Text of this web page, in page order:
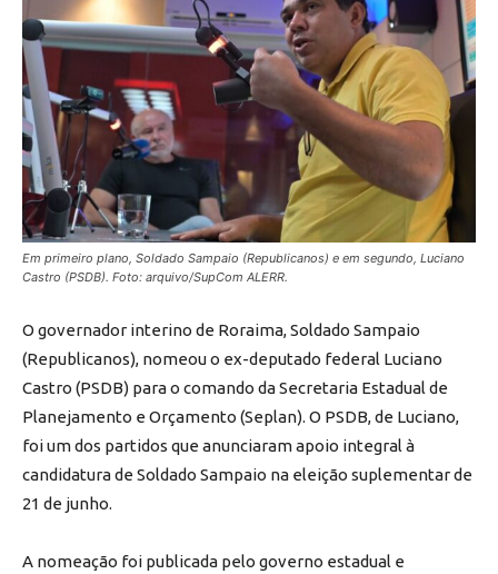
Em primeiro plano, Soldado Sampaio (Republicanos) e em segundo, Luciano
Castro (PSDB). Foto: arquivo/SupCom ALERR.
O governador interino de Roraima,Soldado Sampaio
(Republicanos), nomeou o ex-deputado federal Luciano
Castro (PSDB) para o comando da Secretaria Estadual de
Planejamento e Orçamento (Seplan). O PSDB, de Luciano,
foi um dos partidos que anunciaram apoio integral à
candidatura de Soldado Sampaio na eleição suplementar de
21 de junho.
A nomeação foi publicada pelo governo estadual e